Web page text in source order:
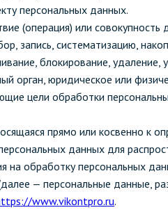
Стекла и зеркала
Автохимия
персональных данных.
(операция) или
запись, систематизацию,
блокирование,
орган, юридическое или
цели обработки
прямо или косвенно к
данных для
на обработку персональных
— персональные данные,
www.vikontpro.ru.